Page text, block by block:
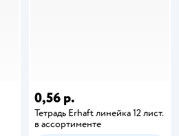
0,56 р.
Тетрадь Erhaft линейка 12 лист.
в ассортименте